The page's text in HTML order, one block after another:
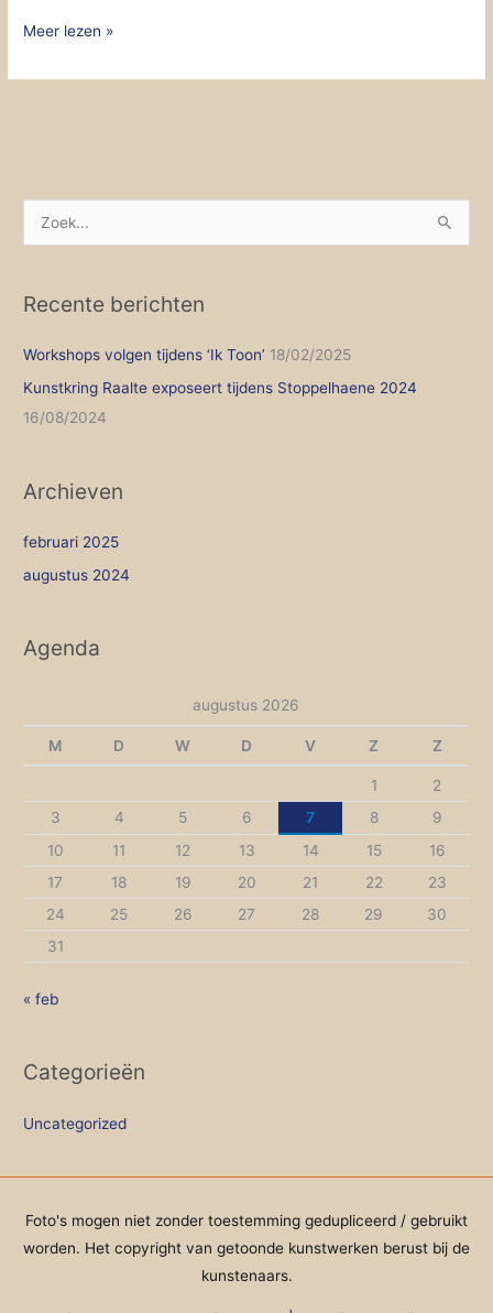
Meer lezen »
k
n
Recente berichten
Workshops volgen tijdens ‘Ik Toon’ 18/02/2025
Kunstkring Raalte exposeert tijdens Stoppelhaene 2024
16/08/2024
Archieven
februari 2025
augustus 2024
Agenda
augustus 2026
M D W D V Z Z
1
2
3
4 5 6 7 8
9
10
11 12 13 14 15
16
17
18 19 20 21 22
23
24
25 26 27 28 29
30
31
« feb
Categorieën
Uncategorized
Foto's mogen niet zonder toestemming gedupliceerd / gebruikt
worden. Het copyright van getoonde kunstwerken berust bij de
kunstenaars.